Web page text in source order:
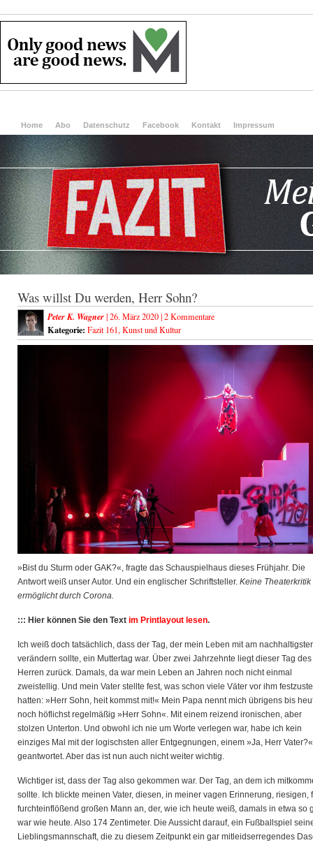
Home Abo Datenschutz Facebook Kontakt Impressum
Was willst Du werden, Herr Sohn?
Peter K. Wagner| 26. März 2020 |2 Kommentare
Kategorie: Fazit 161, Kunst und Kultur
»Bist du Sturm oder GAK?«, fragte das Schauspielhaus dieses Frühjahr. Die
Antwort weiß unser Autor. Und ein englischer Schriftsteller. Keine Theaterkritik
ermöglicht durch Corona.
::: Hier können Sie den Text im Printlayout lesen.
Ich weiß doch tatsächlich, dass der Tag, der mein Leben mit am
verändern sollte, ein Muttertag war. Über zwei Jahrzehnte liegt dieser Tag des
Herren zurück. Damals, da war mein Leben an Jahren noch nicht einmal
zweistellig. Und mein Vater stellte fest, was schon viele Väter vor ihm
hatten: »Herr Sohn, heit kommst mit!« Mein Papa nennt mich übrigens bis
noch höflichst regelmäßig »Herr Sohn«. Mit einem reizend ironischen, aber
stolzen Unterton. Und obwohl ich nie um Worte verlegen war, habe ich kein
einziges Mal mit der logischsten aller Entgegnungen, einem »Ja, Herr
geantwortet. Aber das ist nun auch nicht weiter wichtig.
Wichtiger ist, dass der Tag also gekommen war. Der Tag, an dem ich
sollte. Ich blickte meinen Vater, diesen, in meiner vagen Erinnerung, riesigen,
furchteinflößend großen Mann an, der, wie ich heute weiß, damals in etwa so
war wie heute. Also 174 Zentimeter. Die Aussicht darauf, ein Fußballspiel
Lieblingsmannschaft, die zu diesem Zeitpunkt ein gar mitleidserregendes